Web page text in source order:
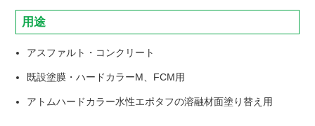
用途
アスファルト・コンクリート
既設塗膜・ハードカラーM、FCM用
アトムハードカラー水性エポタフの溶融材面塗り替え用